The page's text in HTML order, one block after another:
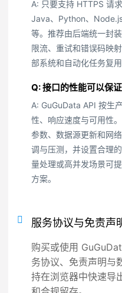
A: 只要支持 HTTPS 请
Java、Python、
等。推荐由后端统一封
限流、重试和错误码映
部系统和自动化任务复
Q: 接口的性能可以保证
A: GuGuData API 按生
性、响应速度与可用性
参数、数据源更新和网
调与压测，并设置合理
量处理或高并发场景可
方案。
服务协议与免责声
购买或使用
务协议、免责声明与
持在浏览器中快速导